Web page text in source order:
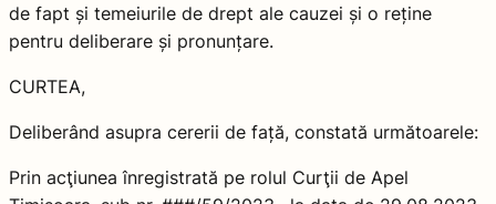
de fapt și temeiurile de drept ale cauzei și o reține
pentru deliberare și pronunțare.
CURTEA,
Deliberând asupra cererii de față, constată următoarele:
Prin acţiunea înregistrată pe rolul Curţii de Apel